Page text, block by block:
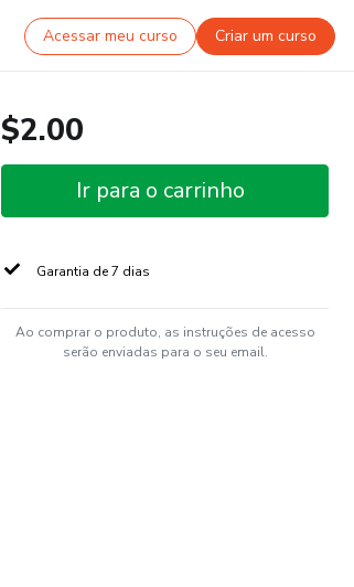
Acessar meu curso Criar um curso
$2.00
Ir para o carrinho
Garantia de 7 dias
Ao comprar o produto, as instruções de acesso
serão enviadas para o seu email.